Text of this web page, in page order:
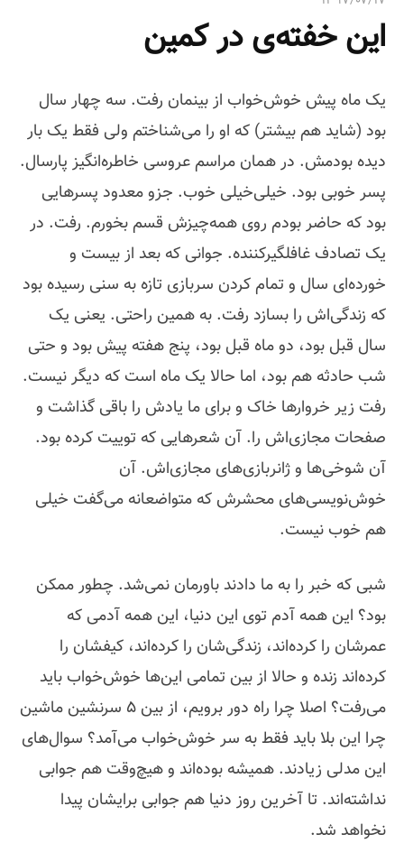
ی
:این خفته‌ی در کمین
یک ماه پیش خوش‌خواب از بینمان رفت. سه چهار سال
بود (شاید هم بیشتر) که او را می‌‌شناختم ولی فقط یک بار
دیده بودمش. در همان مراسم عروسی خاطره‌انگیز پارسال.
پسر خوبی بود. خیلی‌‌خیلی خوب. جزو معدود پسرهایی
بود که حاضر بودم روی همه‌چیزش قسم بخورم. رفت. در
یک تصادف غافلگیرکننده. جوانی که بعد از بیست و
خورده‌ای سال و تمام کردن سربازی تازه به سنی رسیده بود
که زندگی‌اش را بسازد رفت. به همین راحتی. یعنی یک
سال قبل بود، دو ماه قبل بود، پنج هفته پیش بود و حتی
شب حادثه هم بود، اما حالا یک ماه است که دیگر نیست.
رفت زیر خروارها خاک و برای ما یادش را باقی گذاشت و
صفحات مجازی‌اش را. آن شعرهایی که توییت کرده بود.
آن شوخی‌ها و ژانربازی‌های مجازی‌اش. آن
خوش‌نویسی‌های محشرش که متواضعانه می‌گفت خیلی
هم خوب نیست.
شبی که خبر را به ما دادند باورمان نمی‌شد. چطور ممکن
بود؟ این همه آدم توی این دنیا، این همه آدمی که
عمرشان را کرده‌اند، زندگی‌شان را کرده‌اند، کیفشان را
کرده‌اند زنده و حالا از بین تمامی این‌ها خوش‌خواب باید
می‌رفت؟ اصلا چرا راه دور برویم، از بین 5 سرنشین ماشین
چرا این بلا باید فقط به سر خوش‌خواب می‌آمد؟ سوال‌های
این‌ مدلی زیادند. همیشه بوده‌اند و هیچ‌وقت هم جوابی
نداشته‌اند. تا آخرین روز دنیا هم جوابی برایشان پیدا
نخواهد شد.